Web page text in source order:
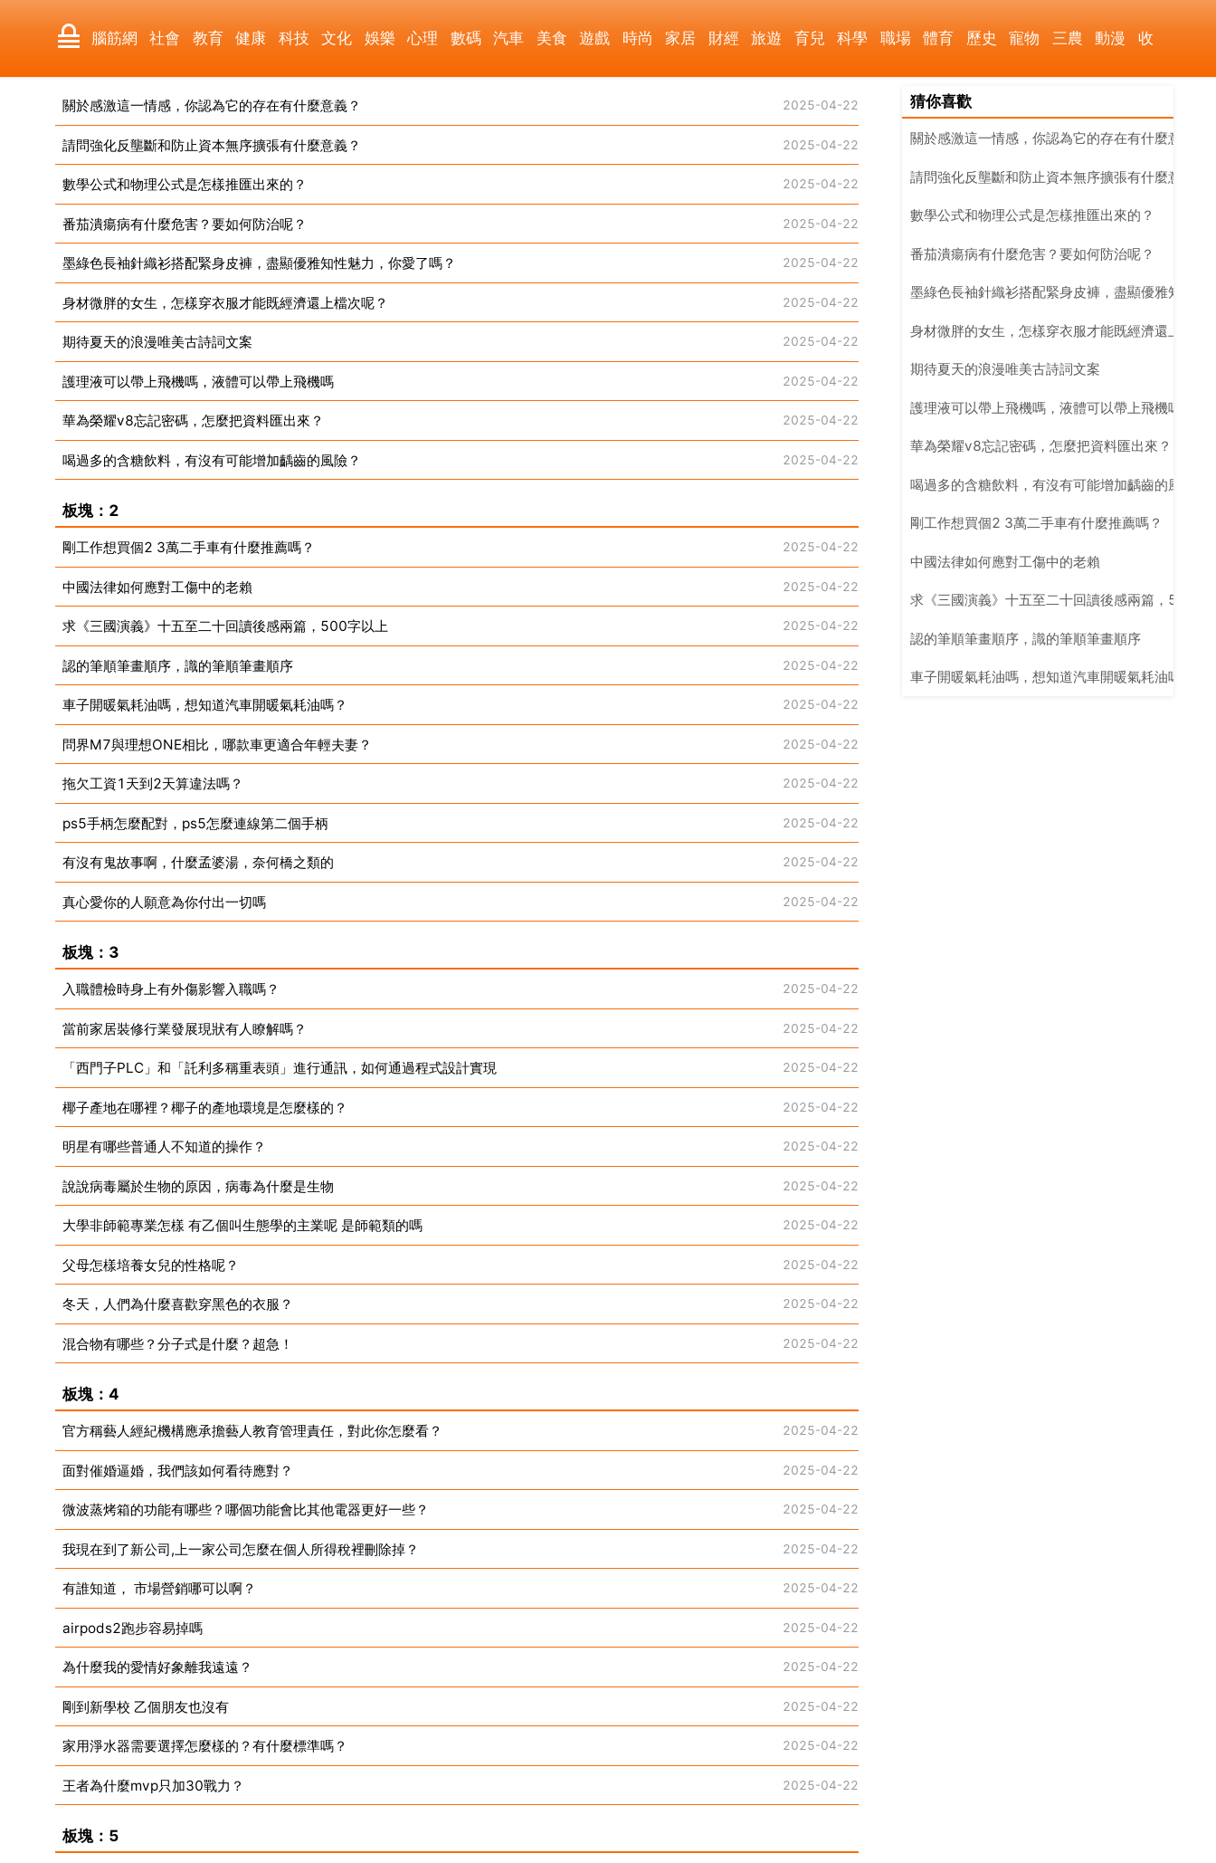
腦筋網 社會 教育 健康 科技 文化 娛樂 心理 數碼 汽車 美食 遊戲 時尚 家居 財經 旅遊 育兒 科學 職場 體育 歷史 寵物 三農 動漫 收
藏 國際 軍事 電影 其它
關於感激這一情感，你認為它的存在有什麼意義？ 2025-04-22
請問強化反壟斷和防止資本無序擴張有什麼意義？ 2025-04-22
數學公式和物理公式是怎樣推匯出來的？ 2025-04-22
番茄潰瘍病有什麼危害？要如何防治呢？ 2025-04-22
墨綠色長袖針織衫搭配緊身皮褲，盡顯優雅知性魅力，你愛了嗎？ 2025-04-22
身材微胖的女生，怎樣穿衣服才能既經濟還上檔次呢？ 2025-04-22
期待夏天的浪漫唯美古詩詞文案 2025-04-22
護理液可以帶上飛機嗎，液體可以帶上飛機嗎 2025-04-22
華為榮耀v8忘記密碼，怎麼把資料匯出來？ 2025-04-22
喝過多的含糖飲料，有沒有可能增加齲齒的風險？ 2025-04-22
板塊：2
剛工作想買個2 3萬二手車有什麼推薦嗎？ 2025-04-22
中國法律如何應對工傷中的老賴 2025-04-22
求《三國演義》十五至二十回讀後感兩篇，500字以上 2025-04-22
認的筆順筆畫順序，識的筆順筆畫順序 2025-04-22
車子開暖氣耗油嗎，想知道汽車開暖氣耗油嗎？ 2025-04-22
問界M7與理想ONE相比，哪款車更適合年輕夫妻？ 2025-04-22
拖欠工資1天到2天算違法嗎？ 2025-04-22
ps5手柄怎麼配對，ps5怎麼連線第二個手柄 2025-04-22
有沒有鬼故事啊，什麼孟婆湯，奈何橋之類的 2025-04-22
真心愛你的人願意為你付出一切嗎 2025-04-22
板塊：3
入職體檢時身上有外傷影響入職嗎？ 2025-04-22
當前家居裝修行業發展現狀有人瞭解嗎？ 2025-04-22
「西門子PLC」和「託利多稱重表頭」進行通訊，如何通過程式設計實現 2025-04-22
椰子產地在哪裡？椰子的產地環境是怎麼樣的？ 2025-04-22
明星有哪些普通人不知道的操作？ 2025-04-22
說說病毒屬於生物的原因，病毒為什麼是生物 2025-04-22
大學非師範專業怎樣 有乙個叫生態學的主業呢 是師範類的嗎 2025-04-22
父母怎樣培養女兒的性格呢？ 2025-04-22
冬天，人們為什麼喜歡穿黑色的衣服？ 2025-04-22
混合物有哪些？分子式是什麼？超急！ 2025-04-22
板塊：4
官方稱藝人經紀機構應承擔藝人教育管理責任，對此你怎麼看？ 2025-04-22
面對催婚逼婚，我們該如何看待應對？ 2025-04-22
微波蒸烤箱的功能有哪些？哪個功能會比其他電器更好一些？ 2025-04-22
我現在到了新公司,上一家公司怎麼在個人所得稅裡刪除掉？ 2025-04-22
有誰知道， 市場營銷哪可以啊？ 2025-04-22
airpods2跑步容易掉嗎 2025-04-22
為什麼我的愛情好象離我遠遠？ 2025-04-22
剛到新學校 乙個朋友也沒有 2025-04-22
家用淨水器需要選擇怎麼樣的？有什麼標準嗎？ 2025-04-22
王者為什麼mvp只加30戰力？ 2025-04-22
板塊：5
猜你喜歡
關於感激這一情感，你認為它的存在有什麼意義？
請問強化反壟斷和防止資本無序擴張有什麼意義？
數學公式和物理公式是怎樣推匯出來的？
番茄潰瘍病有什麼危害？要如何防治呢？
墨綠色長袖針織衫搭配緊身皮褲，盡顯優雅知性魅
身材微胖的女生，怎樣穿衣服才能既經濟還上檔次
期待夏天的浪漫唯美古詩詞文案
護理液可以帶上飛機嗎，液體可以帶上飛機嗎
華為榮耀v8忘記密碼，怎麼把資料匯出來？
喝過多的含糖飲料，有沒有可能增加齲齒的風險？
剛工作想買個2 3萬二手車有什麼推薦嗎？
中國法律如何應對工傷中的老賴
求《三國演義》十五至二十回讀後感兩篇，500字
認的筆順筆畫順序，識的筆順筆畫順序
車子開暖氣耗油嗎，想知道汽車開暖氣耗油嗎？